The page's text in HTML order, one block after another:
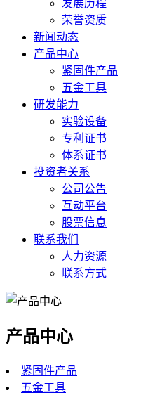
发展历程
荣誉资质
新闻动态
产品中心
紧固件产品
五金工具
研发能力
实验设备
专利证书
体系证书
投资者关系
公司公告
互动平台
股票信息
联系我们
人力资源
联系方式
产品中心
紧固件产品
五金工具